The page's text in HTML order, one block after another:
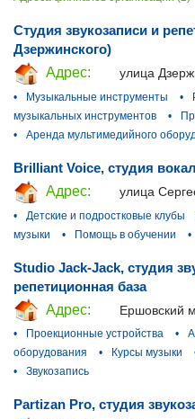
Студия звукозаписи и
Дзержинского)
Адрес:
улица
•
Музыкальные инструменты •
музыкальных инструментов
•
•
Аренда мультимедийного
Brilliant Voice, студия
Адрес:
улица
•
Детские и подростковые клубы
музыки
• Помощь в обучении •
Studio Jack-Jack, студия
репетиционная база
Адрес:
Ершовский
•
Проекционные устройства •
оборудования
• Курсы музыки
•
Звукозапись
Partizan Pro, студия